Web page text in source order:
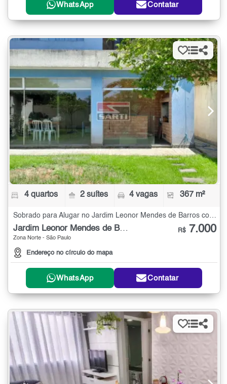
WhatsApp Contatar
4 quartos 2 suítes 4 vagas 367 m²
Sobrado para Alugar no Jardim Leonor Mendes de Barros com 4 quartos - 367 m²
Jardim Leonor Mendes de Barros
Zona Norte - São Paulo
Endereço no círculo do mapa
R$ 7.000
WhatsApp Contatar